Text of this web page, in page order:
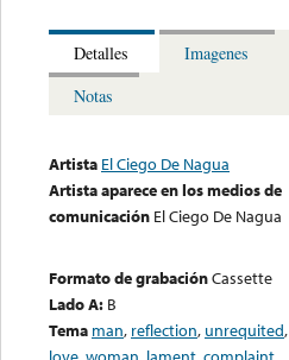
Detalles
Imagenes
Notas
Artista El Ciego De Nagua
Artista aparece en los medios de
comunicación El Ciego De Nagua
Formato de grabaciónCassette
Lado A: B
Tema man, reflection, unrequited,